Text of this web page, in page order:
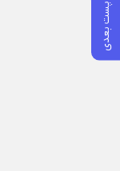
پست بعدی